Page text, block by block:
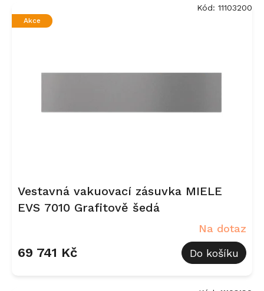
Akce
Vestavná vakuovací zásuvka MIELE
EVS 7010 Grafitově šedá
Na dotaz
69 741 Kč Do košíku
Kód: 11103200